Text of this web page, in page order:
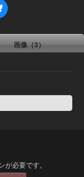
画像（3）
が必要です。